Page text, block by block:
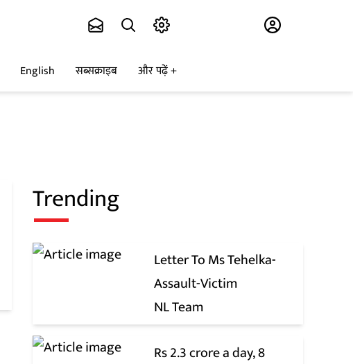
English सब्सक्राइब और पढ़ें
Trending
Letter To Ms Tehelka-
Assault-Victim
NL Team
Rs 2.3 crore a day, 8